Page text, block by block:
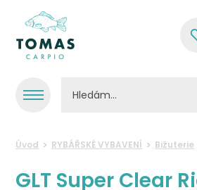
Úvod RYBÁŘSKÉ VYBAVENÍ Bižuterie
GLT Super Clear